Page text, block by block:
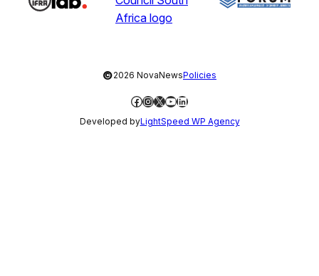
©2026 NovaNewsPolicies
Facebook
Instagram
X YouTube
LinkedIn
Developed byLightSpeed WP Agency